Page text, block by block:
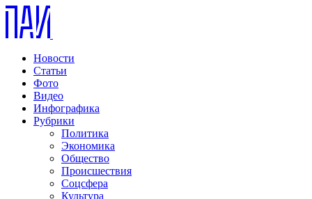
Новости
Статьи
Фото
Видео
Инфографика
Рубрики
Политика
Экономика
Общество
Происшествия
Соцсфера
Культура